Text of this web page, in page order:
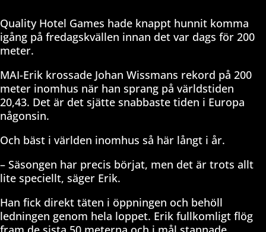
Quality Hotel Games hade knappt hunnit komma
igång på fredagskvällen innan det var dags för 200
meter.
MAI-Erik krossade Johan Wissmans rekord på 200
meter inomhus när han sprang på världstiden
20,43. Det är det sjätte snabbaste tiden i Europa
någonsin.
Och bäst i världen inomhus så här långt i år.
– Säsongen har precis börjat, men det är trots allt
lite speciellt, säger Erik.
Han fick direkt täten i öppningen och behöll
ledningen genom hela loppet. Erik fullkomligt flög